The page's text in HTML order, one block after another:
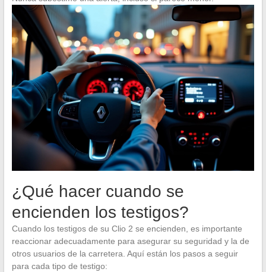
¿Qué hacer cuando se
encienden los testigos?
Cuando los testigos de su Clio 2 se encienden, es importante
reaccionar adecuadamente para asegurar su seguridad y la de
otros usuarios de la carretera. Aquí están los pasos a seguir
para cada tipo de testigo: